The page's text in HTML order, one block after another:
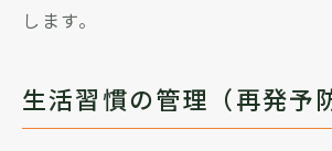
します。
生活習慣の管理（再発予